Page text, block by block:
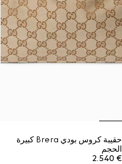
حقيبة كروس بودي Brera كبيرة
الحجم
€ 2.540